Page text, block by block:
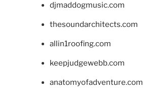
djmaddogmusic.com
thesoundarchitects.com
allin1roofing.com
keepjudgewebb.com
anatomyofadventure.com